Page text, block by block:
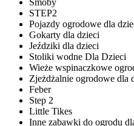
Smoby
STEP2
Pojazdy ogrodowe dla
Gokarty dla dzieci
Jeździki dla dzieci
Stoliki wodne Dla Dzieci
Wieże wspinaczkowe
Zjeżdżalnie ogrodowe dla
Feber
Step 2
Little Tikes
Inne zabawki do ogrodu